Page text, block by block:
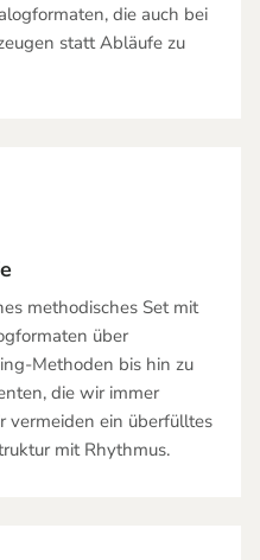
die auch bei
statt Abläufe zu
methodisches Set mit
über
Methoden bis hin zu
die wir immer
vermeiden ein überfülltes
mit Rhythmus.